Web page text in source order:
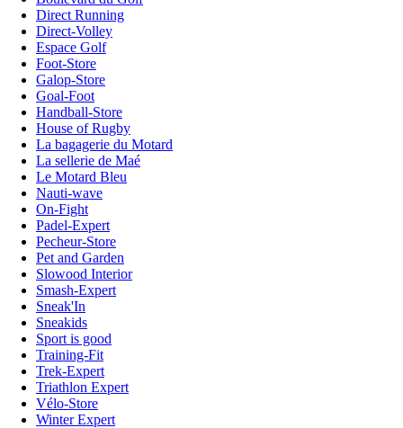
Direct Running
Direct-Volley
Espace Golf
Foot-Store
Galop-Store
Goal-Foot
Handball-Store
House of Rugby
La bagagerie du Motard
La sellerie de Maé
Le Motard Bleu
Nauti-wave
On-Fight
Padel-Expert
Pecheur-Store
Pet and Garden
Slowood Interior
Smash-Expert
Sneak'In
Sneakids
Sport is good
Training-Fit
Trek-Expert
Triathlon Expert
Vélo-Store
Winter Expert